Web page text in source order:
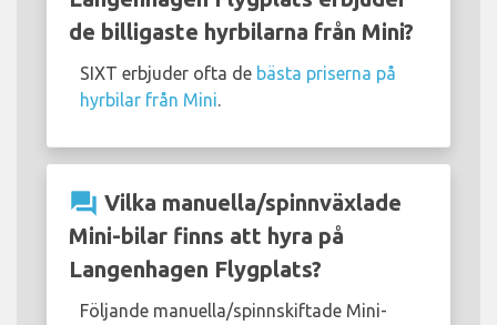
de billigaste hyrbilarna från Mini?
SIXT erbjuder ofta de bästa priserna på
hyrbilar från Mini
question_answer Vilka manuella/spinnväxlade
Mini-bilar finns att hyra på
Langenhagen Flygplats?
Följande manuella/spinnskiftade Mini-